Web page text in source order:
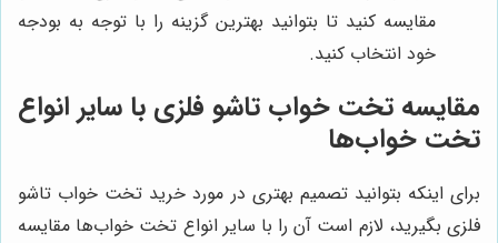
مقایسه کنید تا بتوانید بهترین گزینه را با توجه به بودجه
خود انتخاب کنید.
مقایسه تخت خواب تاشو فلزی با سایر انواع
تخت خواب‌ها
برای اینکه بتوانید تصمیم بهتری در مورد خرید تخت خواب تاشو
فلزی بگیرید، لازم است آن را با سایر انواع تخت خواب‌ها مقایسه